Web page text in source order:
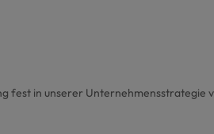
fest in unserer